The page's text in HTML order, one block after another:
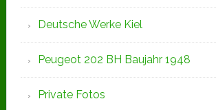
Deutsche Werke Kiel
Peugeot 202 BH Baujahr 1948
Private Fotos